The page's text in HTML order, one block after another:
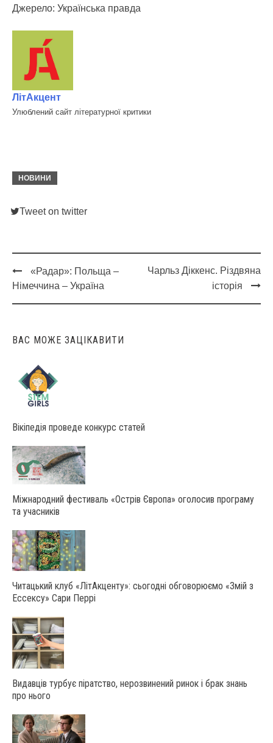
Джерело: Українська правда
ЛітАкцент
Улюблений сайт літературної критики
НОВИНИ
Tweet on twitter
Post
navigation
«Радар»: Польща –
Німеччина – Україна
Чарльз Діккенс. Різдвяна
історія
ВАС МОЖЕ ЗАЦІКАВИТИ
Вікіпедія проведе конкурс статей
Міжнародний фестиваль «Острів Європа» оголосив програму
та учасників
Читацький клуб «ЛітАкценту»: сьогодні обговорюємо «Змій з
Ессексу» Сари Перрі
Видавців турбує піратство, нерозвинений ринок і брак знань
про нього